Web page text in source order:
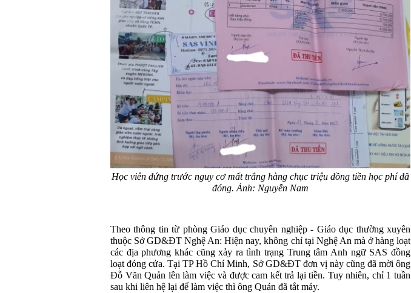
Học viên đứng trước nguy cơ mất trắng hàng chục triệu đồng tiền học phí đã
đóng. Ảnh: Nguyễn Nam
Theo thông tin từ phòng Giáo dục chuyên nghiệp - Giáo dục thường xuyên
thuộc Sở GD&ĐT Nghệ An: Hiện nay, không chỉ tại Nghệ An mà ở hàng loạt
các địa phương khác cũng xảy ra tình trạng Trung tâm Anh ngữ SAS đồng
loạt đóng cửa. Tại TP Hồ Chí Minh, Sở GD&ĐT đơn vị này cũng đã mời ông
Đỗ Văn Quản lên làm việc và được cam kết trả lại tiền. Tuy nhiên, chỉ 1 tuần
sau khi liên hệ lại để làm việc thì ông Quản đã tắt máy.